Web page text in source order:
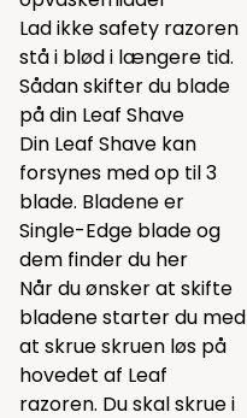
Lad ikke safety razoren
stå i blød i længere tid.
Sådan skifter du blade
på din Leaf Shave
Din Leaf Shave kan
forsynes med op til 3
blade. Bladene er
Single-Edge blade og
dem finder du her
Når du ønsker at skifte
bladene starter du med
at skrue skruen løs på
hovedet af Leaf
razoren. Du skal skrue i